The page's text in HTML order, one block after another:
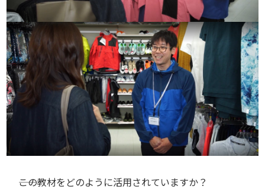
――この教材をどのように活用されていますか？